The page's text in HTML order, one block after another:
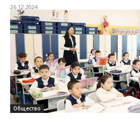
26.12.2024
Общество